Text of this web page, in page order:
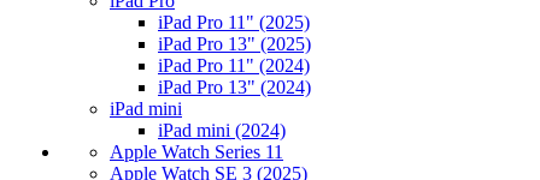
iPad Pro 11" (2025)
iPad Pro 13" (2025)
iPad Pro 11" (2024)
iPad Pro 13" (2024)
iPad mini
iPad mini (2024)
Apple Watch Series 11
Apple Watch SE 3 (2025)